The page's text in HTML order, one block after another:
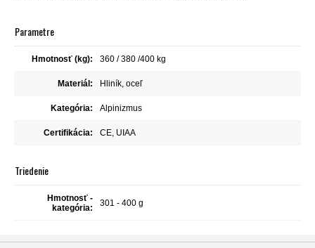
Parametre
Hmotnosť (kg): 360 / 380 /400 kg
Materiál: Hliník, oceľ
Kategória: Alpinizmus
Certifikácia: CE, UIAA
Triedenie
Hmotnosť -
kategória:
301 - 400 g